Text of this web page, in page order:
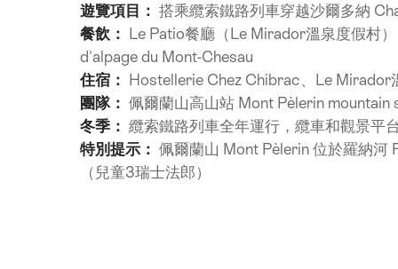
遊覽項目： 搭乘纜索鐵路列車穿越沙爾多納
餐飲： Le Patio餐廳（Le Mirador溫泉度假村
d'alpage du Mont-Chesau
住宿： Hostellerie Chez Chibrac、Le Mirador
團隊： 佩爾蘭山高山站 Mont Pèlerin
冬季： 纜索鐵路列車全年運行，纜車和觀景平
特別提示： 佩爾蘭山 Mont Pèlerin 位於羅納河
（兒童3瑞士法郎）